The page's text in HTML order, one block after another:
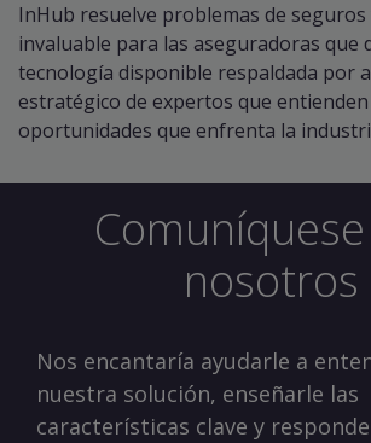
InHub resuelve problemas de
invaluable para las aseguradoras que
tecnología disponible respaldada por
estratégico de expertos que
oportunidades que enfrenta la
nosotros
Nos encantaría ayudarle a
nuestra solución, enseñarle las
características clave y